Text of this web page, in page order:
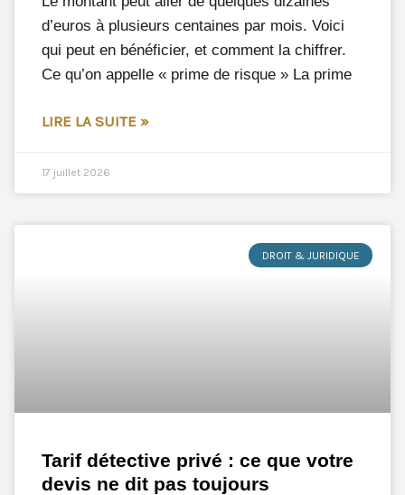
d’euros à plusieurs centaines par mois. Voici
qui peut en bénéficier, et comment la chiffrer.
Ce qu’on appelle « prime de risque » La prime
LIRE LA SUITE »
17 juillet 2026
DROIT & JURIDIQUE
Tarif détective privé : ce que votre
devis ne dit pas toujours